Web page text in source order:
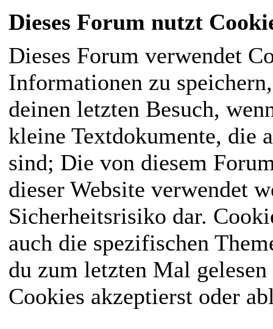
Dieses Forum nutzt
Dieses Forum verwendet
Informationen zu
deinen letzten Besuch,
kleine Textdokumente, die
sind; Die von diesem
dieser Website verwendet
Sicherheitsrisiko dar.
auch die spezifischen
du zum letzten Mal
Cookies akzeptierst oder